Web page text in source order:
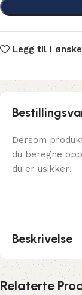
Legg til i
Dersom
du beregne
du er usikker!
Beskrivelse
Relaterte